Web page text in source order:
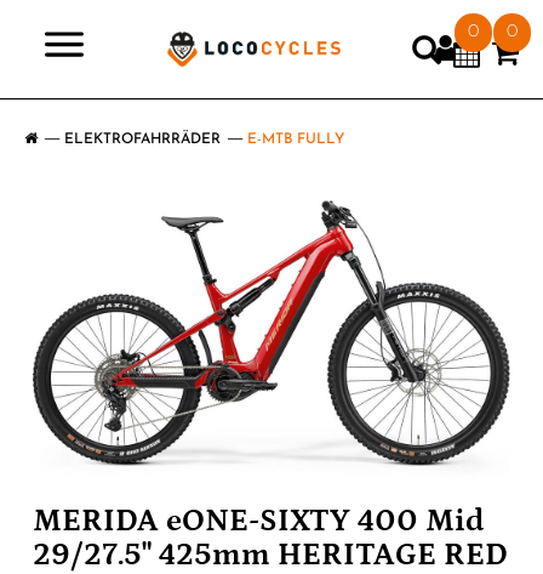
0 0
ELEKTROFAHRRÄDER E-MTB FULLY
MERIDA eONE-SIXTY 400 Mid
29/27.5" 425mm HERITAGE RED